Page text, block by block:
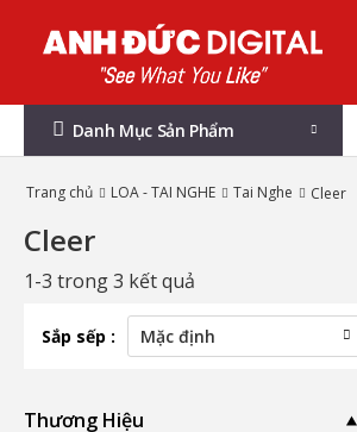
Danh Mục Sản Phẩm
Trang chủ LOA - TAI NGHE Tai Nghe Cleer
Cleer
1-3 trong 3 kết quả
Sắp sếp :
Thương Hiệu